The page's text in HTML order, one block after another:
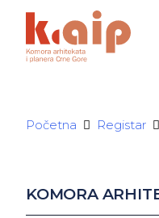
Početna Registar
KOMORA